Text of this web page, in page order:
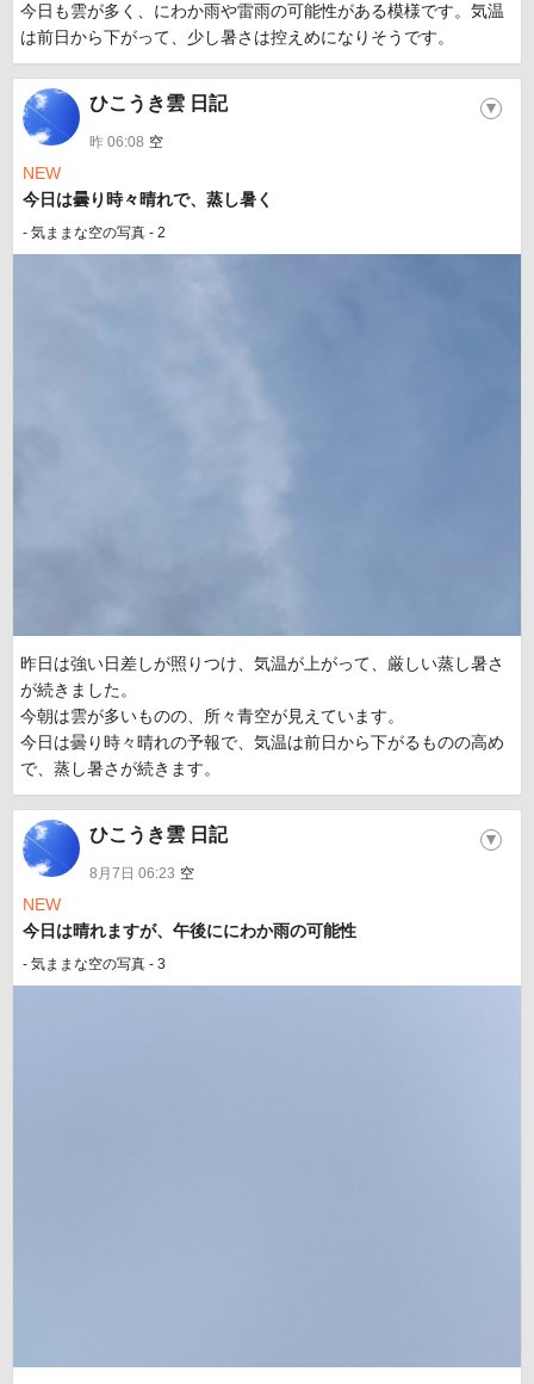
今日も雲が多く、にわか雨や雷雨の可能性がある模様です。気温
は前日から下がって、少し暑さは控えめになりそうです。
ひこうき雲 日記
昨 06:08 空
▼
NEW
今日は曇り時々晴れで、蒸し暑く
- 気ままな空の写真 - 2
昨日は強い日差しが照りつけ、気温が上がって、厳しい蒸し暑さ
が続きました。
今朝は雲が多いものの、所々青空が見えています。
今日は曇り時々晴れの予報で、気温は前日から下がるものの高め
で、蒸し暑さが続きます。
ひこうき雲 日記
8月7日 06:23 空
▼
NEW
今日は晴れますが、午後ににわか雨の可能性
- 気ままな空の写真 - 3